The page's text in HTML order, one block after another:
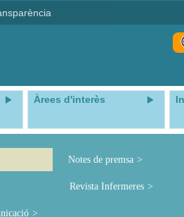
Àrees d'interès
Notes de premsa
Revista Infermeres